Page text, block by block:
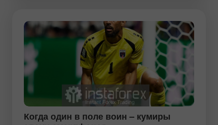
Когда один в поле воин – кумиры